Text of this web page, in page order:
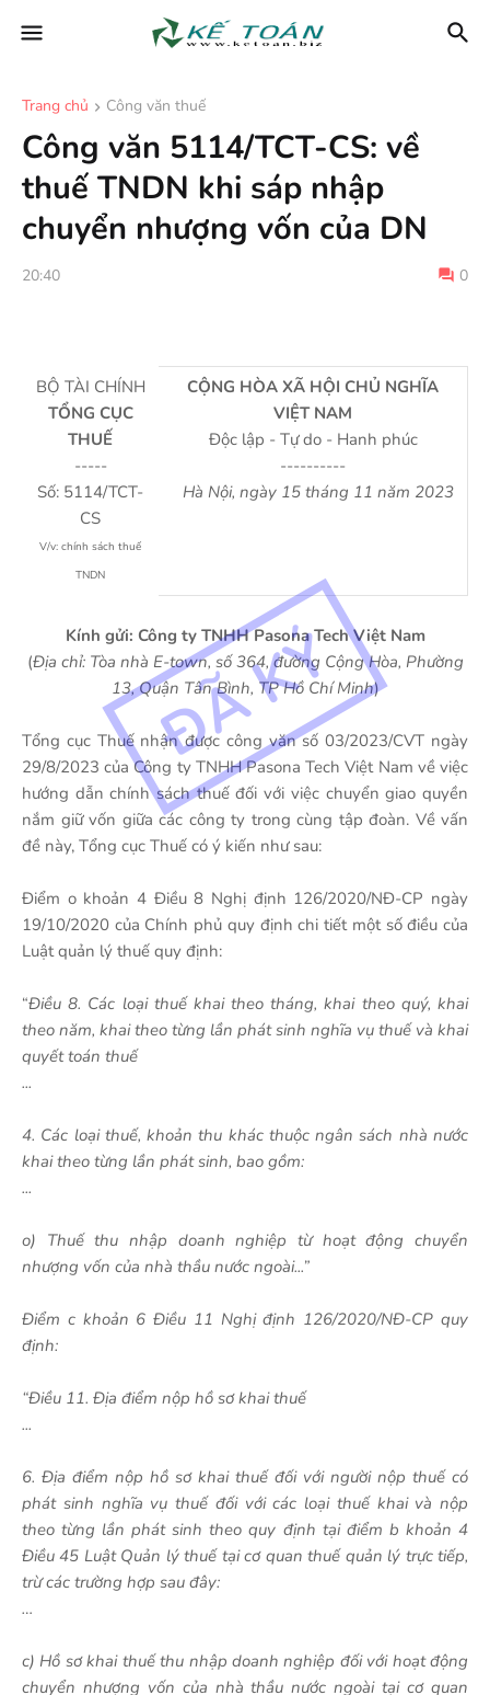
Trang chủ Công văn thuế
Công văn 5114/TCT-CS: về
thuế TNDN khi sáp nhập
chuyển nhượng vốn của DN
20:40 0
BỘ TÀI CHÍNH
TỔNG CỤC
THUẾ
-----
Số: 5114/TCT-
CS
V/v: chính sách thuế
TNDN
CỘNG HÒA XÃ HỘI CHỦ NGHĨA
VIỆT NAM
Độc lập - Tự do - Hanh phúc
----------
Hà Nội, ngày 15 tháng 11 năm 2023
Kính gửi: Công ty TNHH Pasona Tech Việt Nam
(Địa chỉ: Tòa nhà E-town, số 364, đường Cộng Hòa, Phường
13, Quận Tân Bình, TP Hồ Chí Minh)
Tổng cục Thuế nhận được công văn số 03/2023/CVT ngày
29/8/2023 của Công ty TNHH Pasona Tech Việt Nam về việc
hướng dẫn chính sách thuế đối với việc chuyển giao quyền
nắm giữ vốn giữa các công ty trong cùng tập đoàn. Về vấn
đề này, Tổng cục Thuế có ý kiến như sau:
Điểm o khoản 4 Điều 8 Nghị định 126/2020/NĐ-CP ngày
19/10/2020 của Chính phủ quy định chi tiết một số điều của
Luật quản lý thuế quy định:
“Điều 8. Các loại thuế khai theo tháng, khai theo quý, khai
theo năm, khai theo từng lần phát sinh nghĩa vụ thuế và khai
quyết toán thuế
...
4. Các loại thuế, khoản thu khác thuộc ngân sách nhà nước
khai theo từng lần phát sinh, bao gồm:
...
o) Thuế thu nhập doanh nghiệp từ hoạt động chuyển
nhượng vốn của nhà thầu nước ngoài...”
Điểm c khoản 6 Điều 11 Nghị định 126/2020/NĐ-CP quy
định:
“Điều 11. Địa điểm nộp hồ sơ khai thuế
...
6. Địa điểm nộp hồ sơ khai thuế đối với người nộp thuế có
phát sinh nghĩa vụ thuế đối với các loại thuế khai và nộp
theo từng lần phát sinh theo quy định tại điểm b khoản 4
Điều 45 Luật Quản lý thuế tại cơ quan thuế quản lý trực tiếp,
trừ các trường hợp sau đây:
…
c) Hồ sơ khai thuế thu nhập doanh nghiệp đối với hoạt động
chuyển nhượng vốn của nhà thầu nước ngoài tại cơ quan